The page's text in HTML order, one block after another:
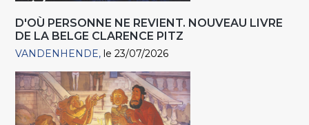
D'OÙ PERSONNE NE REVIENT. NOUVEAU LIVRE
DE LA BELGE CLARENCE PITZ
VANDENHENDE le 23/07/2026